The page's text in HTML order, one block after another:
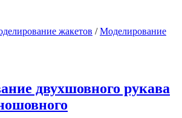
жакетов /Моделирование
двухшовного рукава